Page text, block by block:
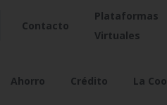
Contacto
Plataformas
Virtuales
Ahorro Crédito La